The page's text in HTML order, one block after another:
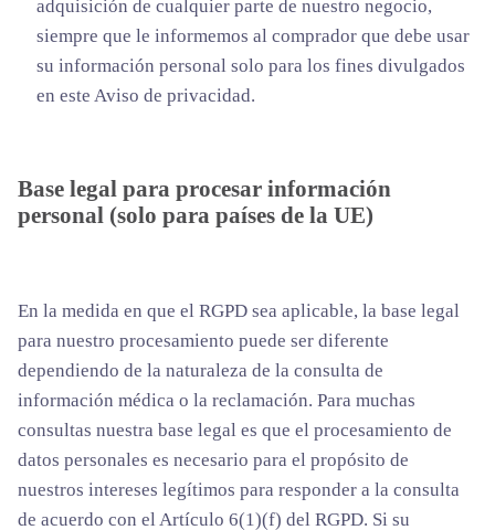
adquisición de cualquier parte de nuestro negocio,
siempre que le informemos al comprador que debe usar
su información personal solo para los fines divulgados
en este Aviso de privacidad.
Base legal para procesar información
personal (solo para países de la UE)
En la medida en que el RGPD sea aplicable, la base legal
para nuestro procesamiento puede ser diferente
dependiendo de la naturaleza de la consulta de
información médica o la reclamación. Para muchas
consultas nuestra base legal es que el procesamiento de
datos personales es necesario para el propósito de
nuestros intereses legítimos para responder a la consulta
de acuerdo con el Artículo 6(1)(f) del RGPD. Si su